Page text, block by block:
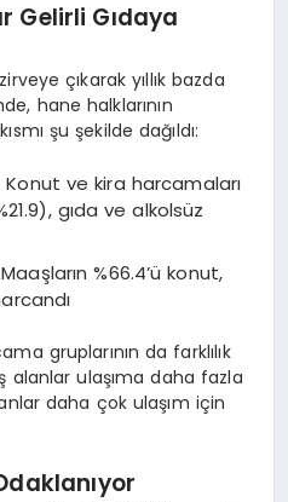
Gelirli Gıdaya
çıkarak yıllık bazda
hane halklarının
şu şekilde dağıldı:
Konut ve kira harcamaları
gıda ve alkolsüz
Maaşların %66.4’ü konut,
gruplarının da farklılık
alanlar ulaşıma daha fazla
daha çok ulaşım için